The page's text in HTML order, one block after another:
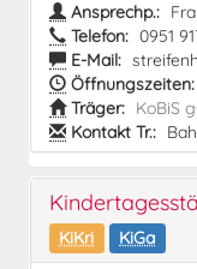
Ansprechp.:
Telefon: 0951
E-Mail:
Öffnungszeiten:
Träger: KoBiS
Kontakt Tr.:
KiKri
KiGa